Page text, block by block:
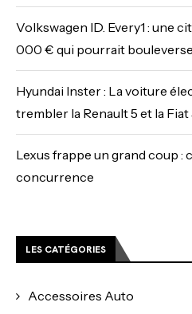
Volkswagen ID. Every1 : une
000 € qui pourrait
Hyundai Inster : La voiture
trembler la Renault 5 et la
Lexus frappe un grand coup :
concurrence
LES CATÉGORIES
Accessoires Auto